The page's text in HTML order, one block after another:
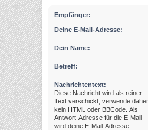
Empfänger:
Deine E-Mail-Adresse:
Dein Name:
Betreff:
Nachrichtentext:
Diese Nachricht wird als reiner
Text verschickt, verwende daher
kein HTML oder BBCode. Als
Antwort-Adresse für die E-Mail
wird deine E-Mail-Adresse